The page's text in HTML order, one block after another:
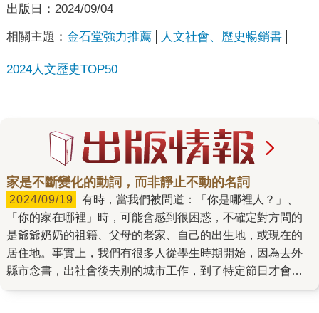
出版日： 2024/09/04
相關主題： 金石堂強力推薦 人文社會、歷史暢銷書
2024人文歷史TOP50
家是不斷變化的動詞，而非靜止不動的名詞
2024/09/19
「你的家在哪裡」時，可能會感到很困惑，不確定對方問的
是爺爺奶奶的祖籍、父母的老家、自己的出生地，或現在的
居住地。事實上，我們有很多人從學生時期開始，因為去外
縣市念書，出社會後去別的城市工作，到了特定節日才會回